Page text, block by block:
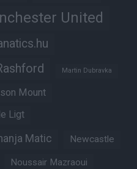
United
Martin Dubravka
Mount
Ligt
Matic Newcastle
Noussair Mazraoui